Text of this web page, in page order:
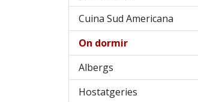
Cuina Sud Americana
On dormir
Albergs
Hostatgeries